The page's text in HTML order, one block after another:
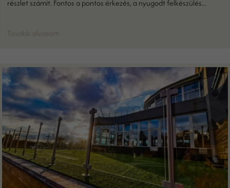
részlet számít. Fontos a pontos érkezés, a nyugodt felkészülés...
Tovább olvasom